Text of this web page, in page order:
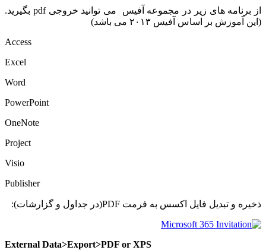
از برنامه های زیر در مجموعه آفیس می توانید خروجی pdf بگیرید.
(این آموزش بر اساس آفیس ۲۰۱۳ می باشد)
Access
Excel
Word
PowerPoint
OneNote
Project
Visio
Publisher
ذخیره و تبدیل فایل اکسس به فرمت PDF(در جداول و گزارشات):
External Data>Export>PDF or XPS